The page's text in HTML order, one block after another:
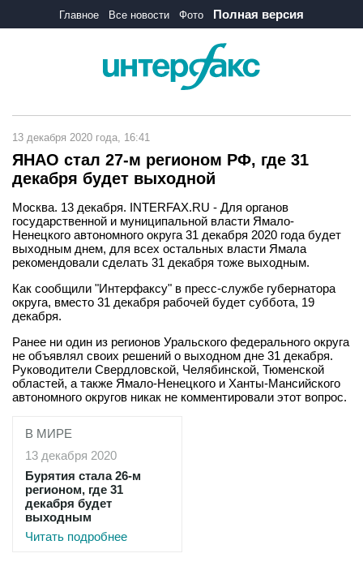
Главное Все новости Фото Полная версия
13 декабря 2020 года, 16:41
ЯНАО стал 27-м регионом РФ, где 31
декабря будет выходной
Москва. 13 декабря. INTERFAX.RU - Для органов
государственной и муниципальной власти Ямало-
Ненецкого автономного округа 31 декабря 2020 года будет
выходным днем, для всех остальных власти Ямала
рекомендовали сделать 31 декабря тоже выходным.
Как сообщили "Интерфаксу" в пресс-службе губернатора
округа, вместо 31 декабря рабочей будет суббота, 19
декабря.
Ранее ни один из регионов Уральского федерального округа
не объявлял своих решений о выходном дне 31 декабря.
Руководители Свердловской, Челябинской, Тюменской
областей, а также Ямало-Ненецкого и Ханты-Мансийского
автономного округов никак не комментировали этот вопрос.
В МИРЕ
13 декабря 2020
Бурятия стала 26-м
регионом, где 31
декабря будет
выходным
Читать подробнее